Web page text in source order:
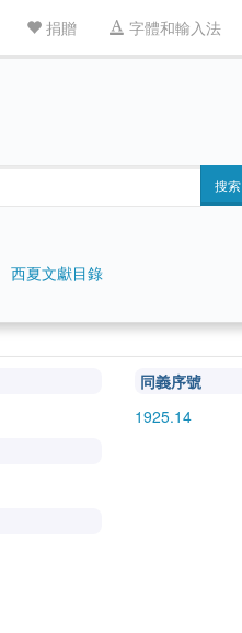
捐贈 字體和輸入法
搜索
西夏文獻目錄
同義序號
1925.14